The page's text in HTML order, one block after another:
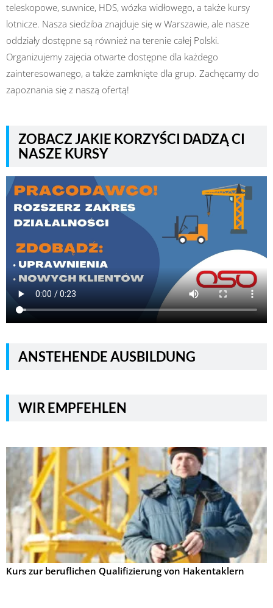
teleskopowe, suwnice, HDS, wózka widłowego, a także kursy
lotnicze. Nasza siedziba znajduje się w Warszawie, ale nasze
oddziały dostępne są również na terenie całej Polski.
Organizujemy zajęcia otwarte dostępne dla każdego
zainteresowanego, a także zamknięte dla grup. Zachęcamy do
zapoznania się z naszą ofertą!
ZOBACZ JAKIE KORZYŚCI DADZĄ CI
NASZE KURSY
ANSTEHENDE AUSBILDUNG
WIR EMPFEHLEN
Kurs zur beruflichen Qualifizierung von Hakentaklern